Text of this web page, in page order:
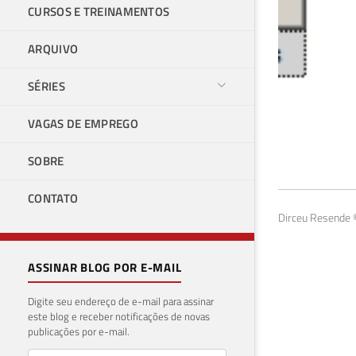
CURSOS E TREINAMENTOS
ARQUIVO
SÉRIES
VAGAS DE EMPREGO
SOBRE
CONTATO
ASSINAR BLOG POR E-MAIL
Digite seu endereço de e-mail para assinar
este blog e receber notificações de novas
publicações por e-mail.
27
Dirceu